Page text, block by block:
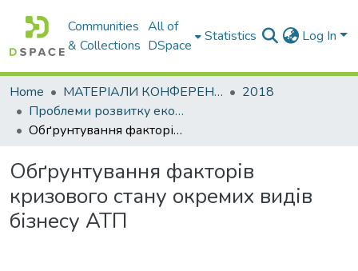
Communities
& Collections
All of
DSpace
Statistics Log In
Home МАТЕРІАЛИ КОНФЕРЕНЦІЙ
2018
Проблеми розвитку економіки підприємства: погляд молоді
Обґрунтування факторів кризового стану окремих видів бізнесу АТП
Обґрунтування факторів
кризового стану окремих видів
бізнесу АТП